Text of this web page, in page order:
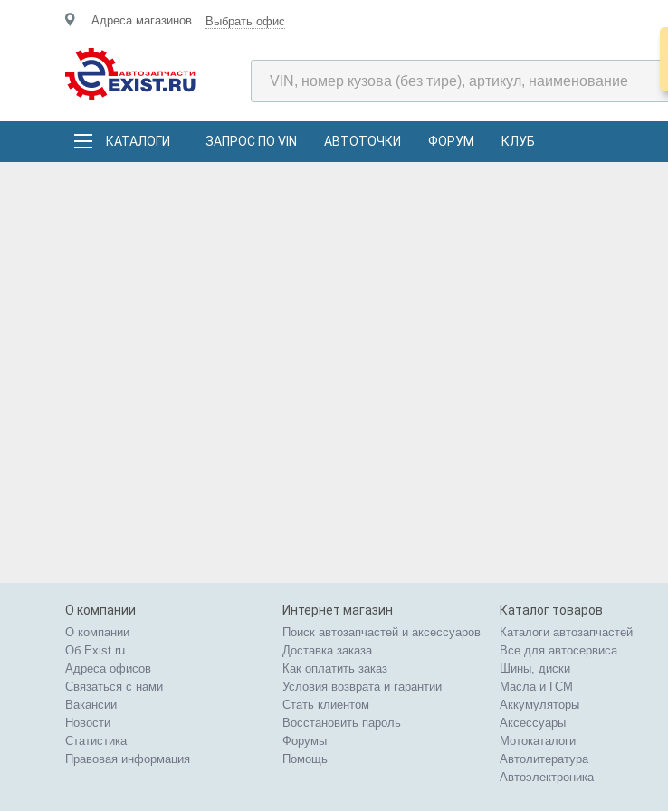
Адреса магазинов Выбрать офис
КАТАЛОГИ ЗАПРОС ПО VIN АВТОТОЧКИ ФОРУМ КЛУБ
О компании
О компании
Об Exist.ru
Адреса офисов
Связаться с нами
Вакансии
Новости
Статистика
Правовая информация
Интернет магазин
Поиск автозапчастей и аксессуаров
Доставка заказа
Как оплатить заказ
Условия возврата и гарантии
Стать клиентом
Восстановить пароль
Форумы
Помощь
Каталог товаров
Каталоги автозапчастей
Все для автосервиса
Шины, диски
Масла и ГСМ
Аккумуляторы
Аксессуары
Мотокаталоги
Автолитература
Автоэлектроника